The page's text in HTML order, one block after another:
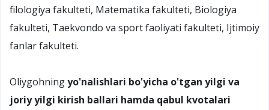
filologiya fakulteti, Matematika fakulteti, Biologiya
fakulteti, Taekvondo va sport faoliyati fakulteti, Ijtimoiy
fanlar fakulteti.
Oliygohningyo'nalishlari bo'yicha o'tgan yilgi va
joriy yilgi kirish ballari hamda qabul kvotalari